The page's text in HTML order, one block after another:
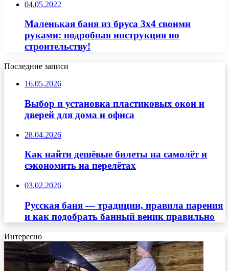
04.05.2022
Маленькая баня из бруса 3х4 своими
руками: подробная инструкция по
строительству!
Последние записи
16.05.2026
Выбор и установка пластиковых окон и
дверей для дома и офиса
28.04.2026
Как найти дешёвые билеты на самолёт и
сэкономить на перелётах
03.02.2026
Русская баня — традиции, правила парения
и как подобрать банный веник правильно
Интересно